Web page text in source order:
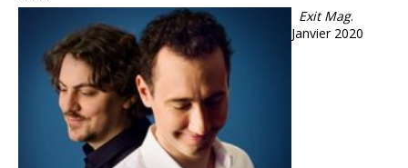
Exit Mag.
Janvier 2020